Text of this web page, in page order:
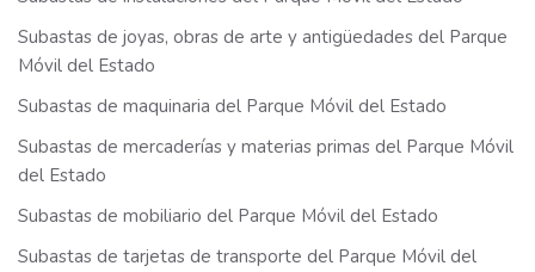
Subastas de joyas, obras de arte y antigüedades del Parque
Móvil del Estado
Subastas de maquinaria del Parque Móvil del Estado
Subastas de mercaderías y materias primas del Parque Móvil
del Estado
Subastas de mobiliario del Parque Móvil del Estado
Subastas de tarjetas de transporte del Parque Móvil del